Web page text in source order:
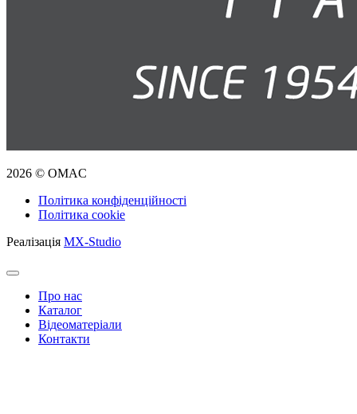
2026 © OMAC
Політика конфіденційності
Політика cookie
Реалізація MX-Studio
Про нас
Каталог
Відеоматеріали
Контакти